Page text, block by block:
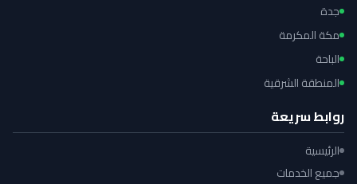
جدة
مكة المكرمة
الباحة
المنطقة الشرقية
روابط سريعة
الرئيسية
جميع الخدمات